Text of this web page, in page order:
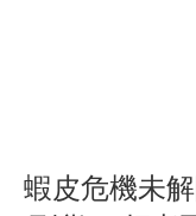
蝦皮危機未